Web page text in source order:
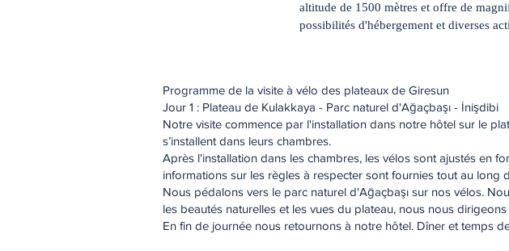
altitude de 1500 mètres et offre de
possibilités d'hébergement et diverses
Programme de la visite à vélo des plateaux de Giresun
Jour 1 : Plateau de Kulakkaya - Parc naturel d'Ağaçbaşı - İnişdibi
Notre visite commence par l'installation dans notre hôtel sur le
s’installent dans leurs chambres.
Après l'installation dans les chambres, les vélos sont ajustés en
informations sur les règles à respecter sont fournies tout au long
Nous pédalons vers le parc naturel d'Ağaçbaşı sur nos vélos.
les beautés naturelles et les vues du plateau, nous nous
En fin de journée nous retournons à notre hôtel. Dîner et temps